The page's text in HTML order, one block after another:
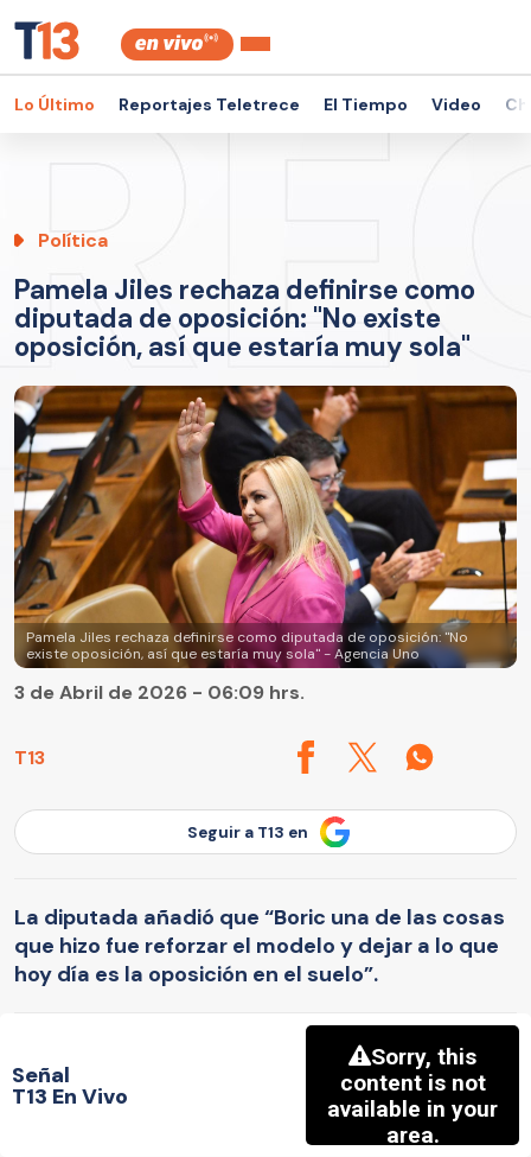
Lo Último Reportajes Teletrece El Tiempo Video
Política
Pamela Jiles rechaza definirse como
diputada de oposición: "No existe
oposición, así que estaría muy sola"
Pamela Jiles rechaza definirse como diputada de oposición: "No
existe oposición, así que estaría muy sola" - Agencia Uno
T13
3 de Abril de 2026 - 06:09 hrs.
Seguir a T13 en
La diputada añadió que “Boric una de las cosas
que hizo fue reforzar el modelo y dejar a lo que
hoy día es la oposición en el suelo”.
Señal
T13 En Vivo